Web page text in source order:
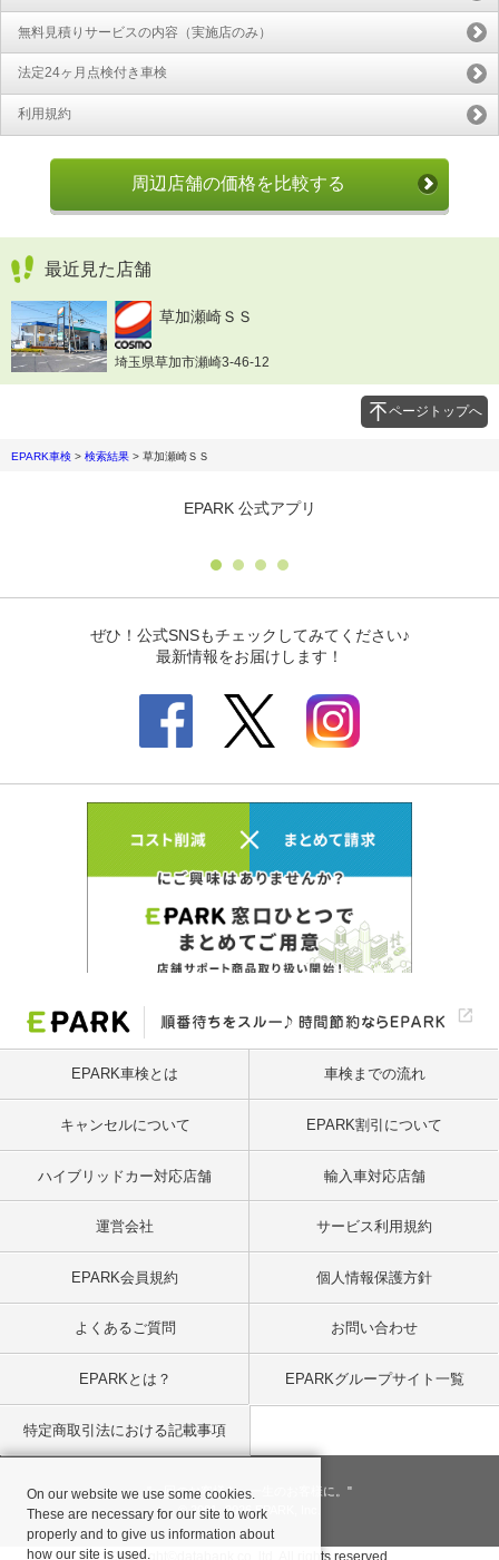
無料見積りサービスの内容（実施店のみ）
法定24ヶ月点検付き車検
利用規約
周辺店舗の価格を比較する
最近見た店舗
草加瀬崎ＳＳ
埼玉県草加市瀬崎3-46-12
ページトップへ
EPARK車検 > 検索結果 > 草加瀬崎ＳＳ
EPARK車検とは 車検までの流れ
キャンセルについて EPARK割引について
ハイブリッドカー対応店舗 輸入車対応店舗
運営会社 サービス利用規約
EPARK会員規約 個人情報保護方針
よくあるご質問 お問い合わせ
EPARKとは？ EPARKグループサイト一覧
特定商取引法における記載事項
"一回のお客様を、一生のお客様に。"
© 2001- 2026 EPARK, Inc.
On our website we use some cookies.
These are necessary for our site to work
properly and to give us information about
how our site is used.